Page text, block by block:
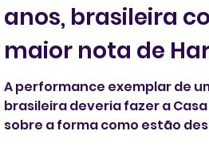
anos, brasileira
maior nota de
A performance exemplar de
brasileira deveria fazer a
sobre a forma como estão